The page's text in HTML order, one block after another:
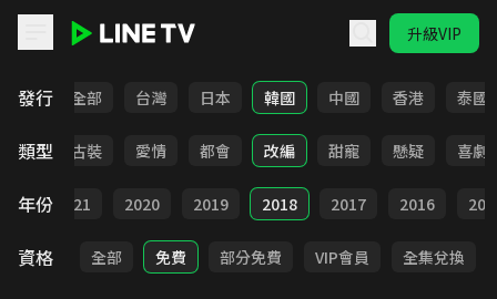
升級VIP
發行 全部 台灣 日本 韓國 中國 香港 泰國
類型
家庭 古裝 愛情 都會 改編 甜寵 懸疑 喜劇
年份 2021 2020 2019 2018 2017 2016
資格 全部 免費 部分免費 VIP會員 全集兌換